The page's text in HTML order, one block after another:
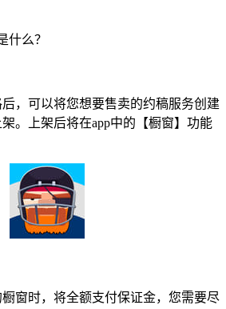
么？
可以将您想要售卖的约稿服务创建
。上架后将在app中的【橱窗】功能
时，将全额支付保证金，您需要尽